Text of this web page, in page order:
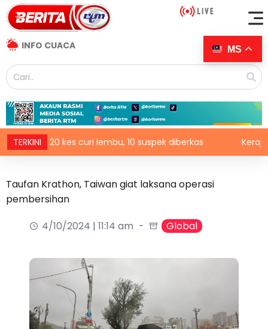
INFO CUACA
TERKINI
20 kes curi lembu, 10 suspek diberkas Kerajaan
Taufan Krathon, Taiwan giat laksana operasi
pembersihan
4/10/2024 | 11:14 am
Global
MS